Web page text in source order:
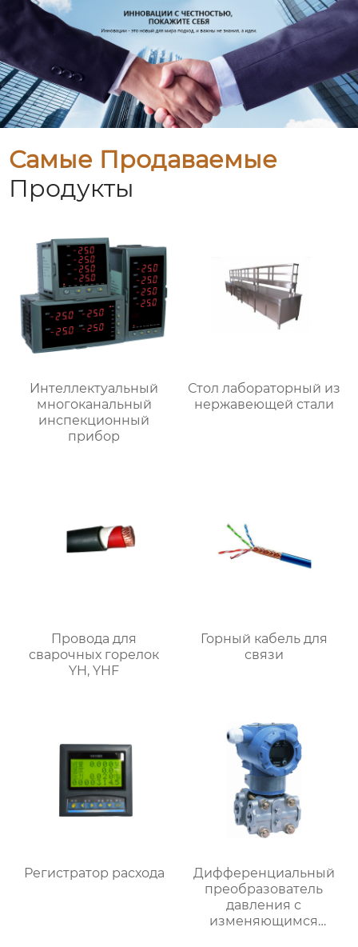
Самые Продаваемые
Продукты
Интеллектуальный
многоканальный
инспекционный
прибор
Стол лабораторный из
нержавеющей стали
Провода для
сварочных горелок
YH, YHF
Горный кабель для
связи
Регистратор расхода
Дифференциальный
преобразователь
давления с
изменяющимся